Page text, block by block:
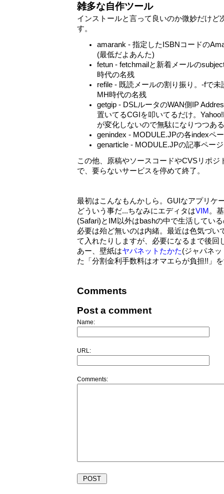
雑多な自作ツール
インストールと言って良いのか微妙だけど
す。
amarank - 指定したISBNコードの
(最低だよあんた)
fetun - fetchmailと新着メールの
時代の名残
refile - 既読メールの割り振り。-fで
MH時代の名残
getgip - DSLルータのWAN側IP
置いてるCGIを叩いてるだけ。
が変化しないので無駄になりつつある
genindex - MODULE.JPの各indexペ
genarticle - MODULE.JPの記事ペー
この他、原稿やソースコードやCVSリポ
で、要らないサービスを停めて終了。
最初はこんなもんかしら。GUIなアプリケ
どういう事だ...ちなみにエディタはVIM 。
(Safari)とIM以外はbashの中で生活してい
必要は殆ど無いのは内緒。最近は色気づい
て入れたりしますが、必要になるまで後回
あー、壁紙はヤパネットたかた(ジャパネ
た「分割金利手数料はオマエらが負担!!」
Comments
Post a comment
Name:
URL:
Comments: